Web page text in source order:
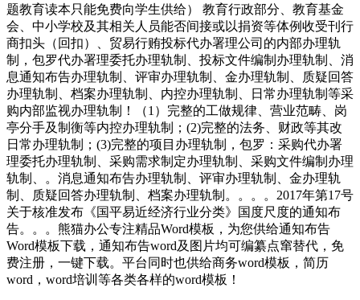
题教育读本只能免费向学生供给） 教育行政部分、教育基金
会、中小学校及其相关人员能否间接或以捐资等体例收受刊行
商扣头（回扣）、贸易行贿投标代办署理公司的内部办理轨
制，包罗代办署理委托办理轨制、投标文件编制办理轨制、消
息通知布告办理轨制、评审办理轨制、金办理轨制、质疑回答
办理轨制、档案办理轨制、内控办理轨制、日常办理轨制等采
购内部监视办理轨制！（1）完整的工做规律、营业范畴、岗
亭分手及制衡等内控办理轨制；(2)完整的法务、财政等其改
日常办理轨制；(3)完整的项目办理轨制，包罗：采购代办署
理委托办理轨制、采购需求制定办理轨制、采购文件编制办理
轨制、。消息通知布告办理轨制、评审办理轨制、金办理轨
制、质疑回答办理轨制、档案办理轨制。。。。2017年第17号
关于核准发布《国平易近经济行业分类》国度尺度的通知布
告。。。熊猫办公专注精品Word模板，为您供给通知布告
Word模板下载，通知布告word及图片均可编纂点窜替代，免
费注册，一键下载。平台同时也供给商务word模板，简历
word，word培训等各类各样的word模板！